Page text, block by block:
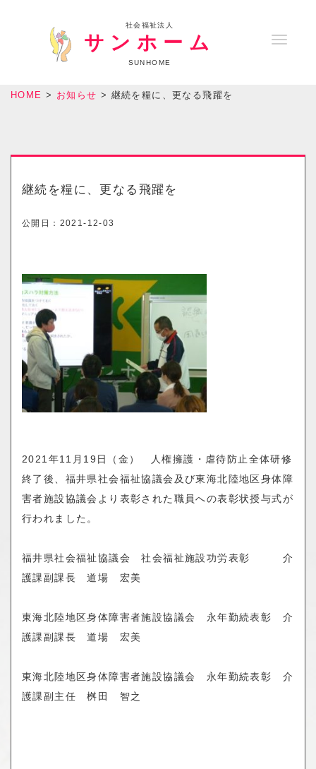
T
社会福祉法人
サンホーム
SUNHOME
HOME > お知らせ > 継続を糧に、更なる飛躍を
継続を糧に、更なる飛躍を
公開日： 2021-12-03
2021年11 月 19 日（金） 人権擁護・虐待防止全体研修
終了後、福井県社会福祉協議会及び東海北陸地区身体障
害者施設協議会より表彰された職員への表彰状授与式が
行われました。
福井県社会福祉協議会 社会福祉施設功労表彰 介
護課副課長 道場 宏美
東海北陸地区身体障害者施設協議会 永年勤続表彰 介
護課副課長 道場 宏美
東海北陸地区身体障害者施設協議会 永年勤続表彰 介
護課副主任 桝田 智之